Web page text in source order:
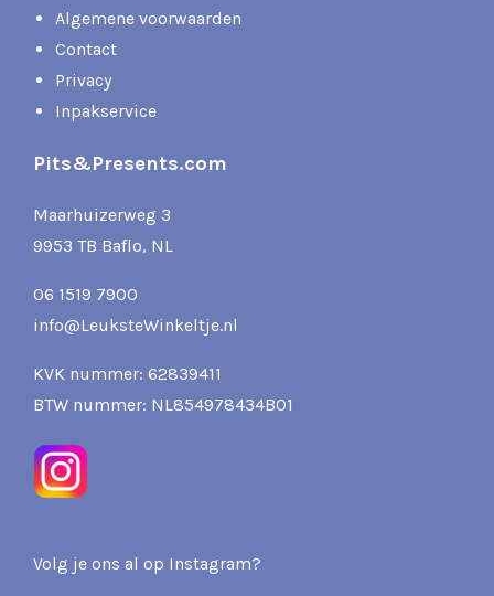
Algemene voorwaarden
Contact
Privacy
Inpakservice
Pits&Presents.com
Maarhuizerweg 3
9953 TB Baflo, NL
06 1519 7900
info@LeuksteWinkeltje.nl
KVK nummer: 62839411
BTW nummer: NL854978434B01
Volg je ons al op Instagram?